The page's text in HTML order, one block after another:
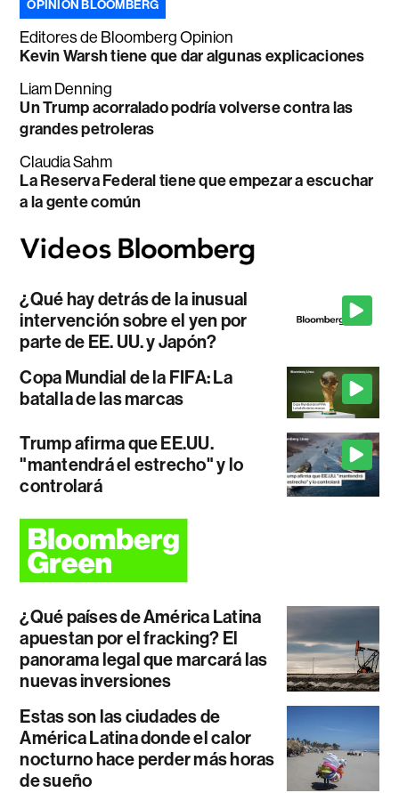
OPINIÓN BLOOMBERG
Editores de Bloomberg Opinion
Kevin Warsh tiene que dar algunas explicaciones
Liam Denning
Un Trump acorralado podría volverse contra las
grandes petroleras
Claudia Sahm
La Reserva Federal tiene que empezar a escuchar
a la gente común
¿Qué hay detrás de la inusual
intervención sobre el yen por
parte de EE. UU. y Japón?
Copa Mundial de la FIFA: La
batalla de las marcas
Trump afirma que EE.UU.
"mantendrá el estrecho" y lo
controlará
¿Qué países de América Latina
apuestan por el fracking? El
panorama legal que marcará las
nuevas inversiones
Estas son las ciudades de
América Latina donde el calor
nocturno hace perder más horas
de sueño